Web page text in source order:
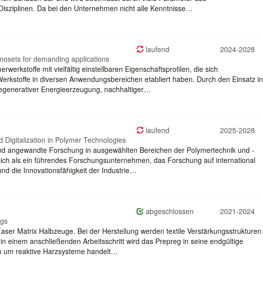
Da bei den Unternehmen nicht alle Kenntnisse…
laufend
2024-2028
for demanding applications
mit vielfältig einstellbaren Eigenschaftsprofilen, die sich
in diversen Anwendungsbereichen etabliert haben. Durch den Einsatz in
Energieerzeugung, nachhaltiger…
laufend
2025-2028
Digitalization in Polymer Technologies
angewandte Forschung in ausgewählten Bereichen der Polymertechnik und -
als ein führendes Forschungsunternehmen, das Forschung auf international
die Innovationsfähigkeit der Industrie…
abgeschlossen
2021-2024
Matrix Halbzeuge. Bei der Herstellung werden textile Verstärkungsstrukturen
einem anschließenden Arbeitsschritt wird das Prepreg in seine endgültige
um reaktive Harzsysteme handelt…